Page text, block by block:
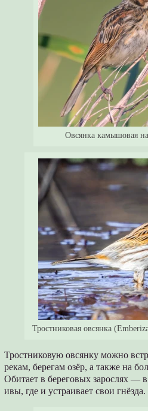
Овсянка камышовая на
Тростниковая овсянка
Тростниковую овсянку можно
рекам, берегам озёр, а также на
Обитает в береговых зарослях —
ивы, где и устраивает свои гнёзда.